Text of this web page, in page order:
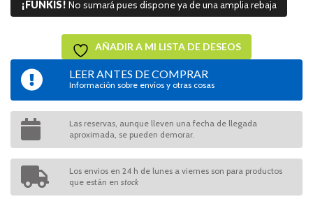
¡FUNKIS! No sumará pues dispone ya de una amplia rebaja
AÑADIR A MI LISTA DE DESEOS
LEER ANTES DE COMPRAR
Información sobre envíos y otras cosas
Las reservas, aunque lleven una fecha de llegada
aproximada, se pueden demorar.
Los envios en 24 h de lunes a viernes son para productos
que están en stock